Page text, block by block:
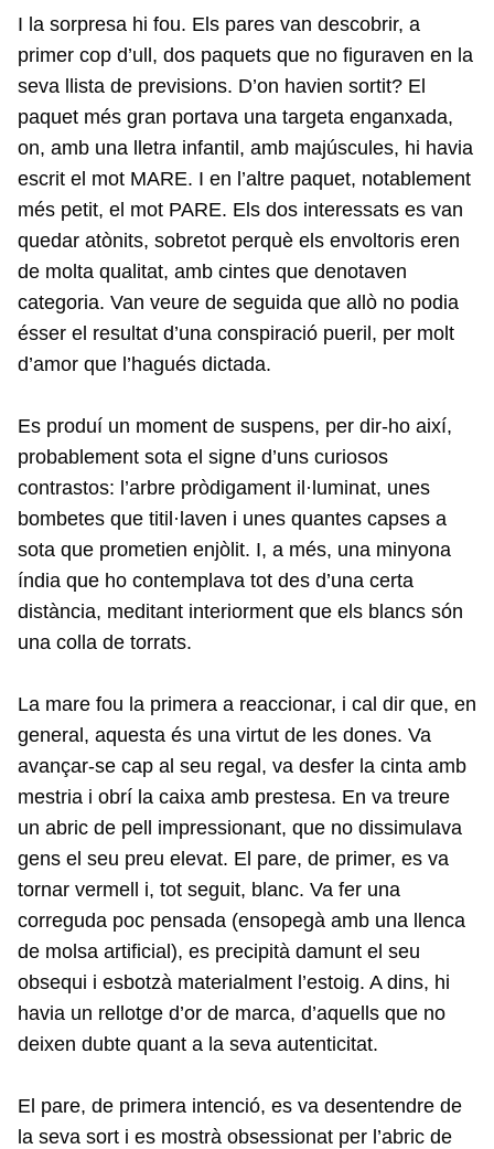
I la sorpresa hi fou. Els pares van descobrir, a
primer cop d’ull, dos paquets que no figuraven en la
seva llista de previsions. D’on havien sortit? El
paquet més gran portava una targeta enganxada,
on, amb una lletra infantil, amb majúscules, hi havia
escrit el mot MARE. I en l’altre paquet, notablement
més petit, el mot PARE. Els dos interessats es van
quedar atònits, sobretot perquè els envoltoris eren
de molta qualitat, amb cintes que denotaven
categoria. Van veure de seguida que allò no podia
ésser el resultat d’una conspiració pueril, per molt
d’amor que l’hagués dictada.
Es produí un moment de suspens, per dir-ho així,
probablement sota el signe d’uns curiosos
contrastos: l’arbre pròdigament il·luminat, unes
bombetes que titil·laven i unes quantes capses a
sota que prometien enjòlit. I, a més, una minyona
índia que ho contemplava tot des d’una certa
distància, meditant interiorment que els blancs són
una colla de torrats.
La mare fou la primera a reaccionar, i cal dir que, en
general, aquesta és una virtut de les dones. Va
avançar-se cap al seu regal, va desfer la cinta amb
mestria i obrí la caixa amb prestesa. En va treure
un abric de pell impressionant, que no dissimulava
gens el seu preu elevat. El pare, de primer, es va
tornar vermell i, tot seguit, blanc. Va fer una
correguda poc pensada (ensopegà amb una llenca
de molsa artificial), es precipità damunt el seu
obsequi i esbotzà materialment l’estoig. A dins, hi
havia un rellotge d’or de marca, d’aquells que no
deixen dubte quant a la seva autenticitat.
El pare, de primera intenció, es va desentendre de
la seva sort i es mostrà obsessionat per l’abric de